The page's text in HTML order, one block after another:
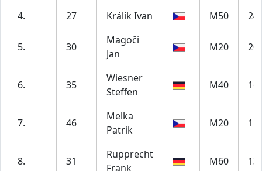
4. 27 Králík Ivan M50 24
5. 30
Magoči
Jan
M20 20
6. 35
Wiesner
Steffen
M40 16
7. 46
Melka
Patrik
M20 15
8. 31
Rupprecht
Frank
M60 13